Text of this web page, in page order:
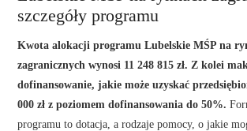
szczegóły programu
Kwota alokacji programu Lubelskie MŚP na
zagranicznych wynosi 11 248 815 zł. Z kolei
dofinansowanie, jakie może uzyskać
000 zł z poziomem dofinansowania do 50%.
programu to dotacja, a rodzaje pomocy, o jakie